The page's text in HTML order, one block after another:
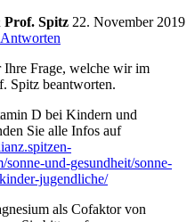
Spitz 22. November 2019
Frage, welche wir im
Spitz beantworten.
D bei Kindern und
Sie alle Infos auf
sonne-und-gesundheit/sonne-
jugendliche/
als Cofaktor von